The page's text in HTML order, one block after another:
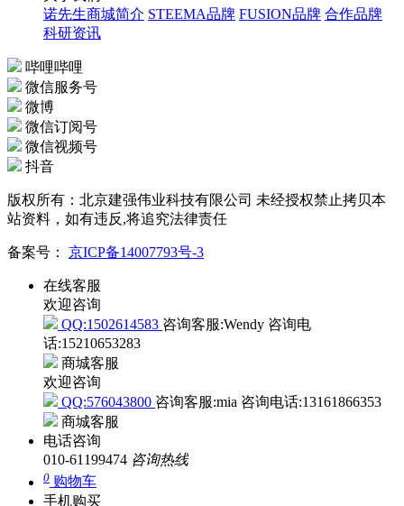
诺先生商城简介 STEEMA品牌 FUSION品牌 合作品牌
科研资讯
哔哩哔哩
微信服务号
微博
微信订阅号
微信视频号
抖音
版权所有：北京建强伟业科技有限公司 未经授权禁止拷贝本
站资料，如有违反,将追究法律责任
备案号： 京ICP备14007793号-3
在线客服
欢迎咨询
QQ:1502614583咨询客服:Wendy 咨询电
话:15210653283
商城客服
欢迎咨询
QQ:576043800咨询客服:mia 咨询电话:13161866353
商城客服
电话咨询
010-61199474 咨询热线
0 购物车